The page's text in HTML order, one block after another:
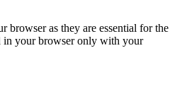
browser as they are essential for the
in your browser only with your